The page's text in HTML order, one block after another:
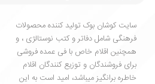
سایت کوشان بوک تولید کننده محصولات
فرهنگی شامل دفاتر و کتب نوستالژی ، و
همچنین اقلام خاص با فی عمده فروشی
برای فروشندگان و توزیع کنندگان اقلام
خاطره برانگیز میباشد، امید است به این